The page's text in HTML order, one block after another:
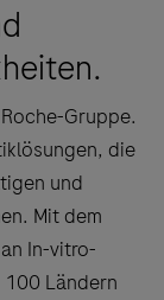
Gruppe.
die
und
Mit dem
In-vitro-
Ländern